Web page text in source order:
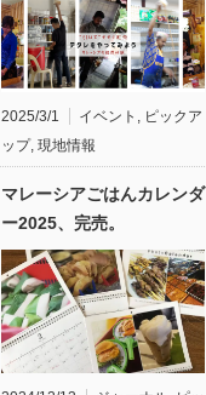
2025/3/1 イベント , ピックア
ップ, 現地情報
マレーシアごはんカレンダ
ー2025、完売。